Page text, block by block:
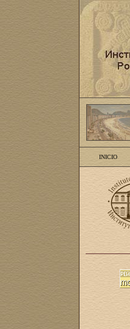
INICIO